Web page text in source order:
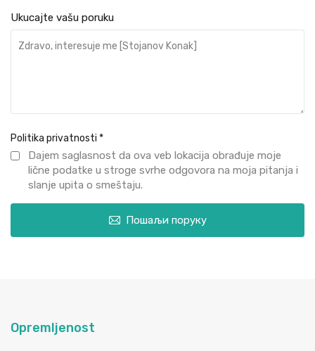
Ukucajte vašu poruku
Politika privatnosti *
Dajem saglasnost da ova veb lokacija obrađuje moje
lične podatke u stroge svrhe odgovora na moja pitanja i
slanje upita o smeštaju.
Пошаљи поруку
Opremljenost